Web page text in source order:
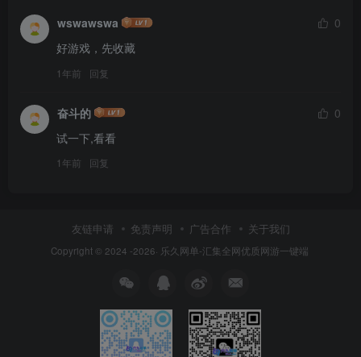
wswawswa
0
好游戏，先收藏
1年前 回复
奋斗的
0
试一下,看看
1年前 回复
友链申请 免责声明 广告合作 关于我们
Copyright © 2024 -2026· 乐久网单-汇集全网优质网游一键端